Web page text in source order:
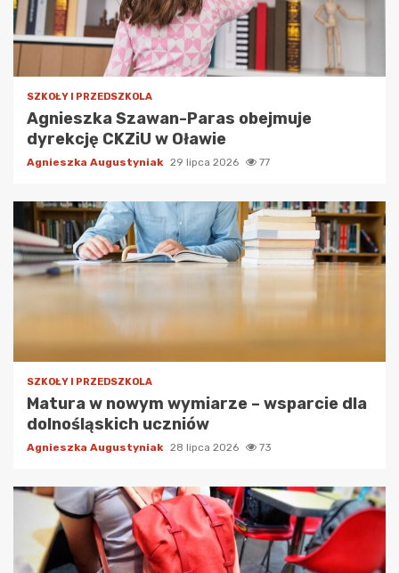
SZKOŁY I PRZEDSZKOLA
Agnieszka Szawan-Paras obejmuje
dyrekcję CKZiU w Oławie
Agnieszka Augustyniak 29 lipca 2026 77
SZKOŁY I PRZEDSZKOLA
Matura w nowym wymiarze – wsparcie dla
dolnośląskich uczniów
Agnieszka Augustyniak 28 lipca 2026 73